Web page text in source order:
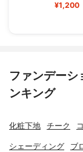
¥1,200
ファンデーシ
ンキング
化粧下地 チーク
シェーディング ブ